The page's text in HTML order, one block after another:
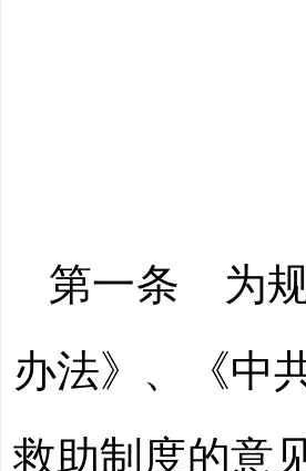
第一条 为规
办法》、《中
救助制度的意